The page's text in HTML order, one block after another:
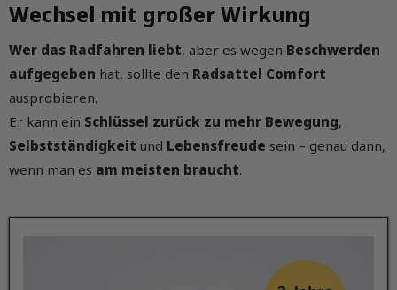
Wechsel mit großer Wirkung
Wer das Radfahren liebt, aber es wegen Beschwerden
aufgegeben hat, sollte den Radsattel Comfort
ausprobieren.
Er kann ein Schlüssel zurück zu mehr Bewegung,
Selbstständigkeit und Lebensfreude sein – genau dann,
wenn man es am meisten braucht.